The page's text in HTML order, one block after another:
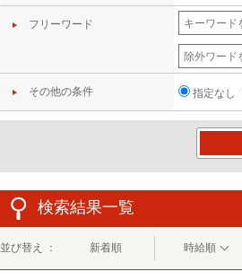
フリーワード
その他の条件 指定なし
検索結果一覧
並び替え ： 新着順 時給順